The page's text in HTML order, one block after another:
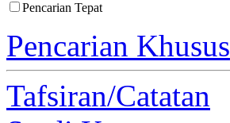
Pencarian Tepat
Pencarian Khusus
Tafsiran/Catatan